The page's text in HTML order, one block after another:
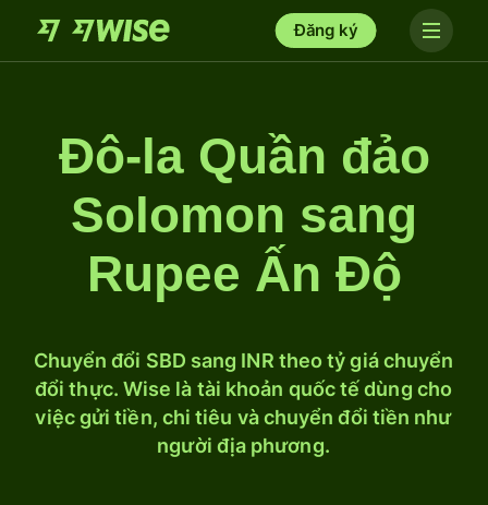
Đăng ký
Đô-la Quần đảo
Solomon sang
Rupee Ấn Độ
Chuyển đổi SBD sang INR theo tỷ giá chuyển
đổi thực. Wise là tài khoản quốc tế dùng cho
việc gửi tiền, chi tiêu và chuyển đổi tiền như
người địa phương.